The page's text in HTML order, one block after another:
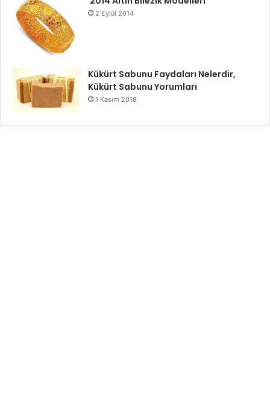
2 Eylül 2014
Kükürt Sabunu Faydaları Nelerdir,
Kükürt Sabunu Yorumları
1 Kasım 2018